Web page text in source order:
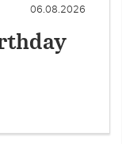
06.08.2026